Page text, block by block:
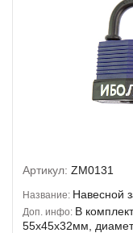
Артикул: ZM0131
Название: Навесной
Доп. инфо: В
55х45х32мм,